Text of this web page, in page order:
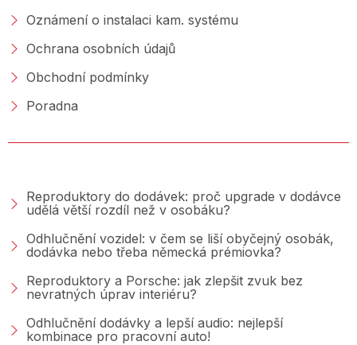
Oznámení o instalaci kam. systému
Ochrana osobních údajů
Obchodní podmínky
Poradna
Reproduktory do dodávek: proč upgrade v dodávce
udělá větší rozdíl než v osobáku?
Odhlučnění vozidel: v čem se liší obyčejný osobák,
dodávka nebo třeba německá prémiovka?
Reproduktory a Porsche: jak zlepšit zvuk bez
nevratných úprav interiéru?
Odhlučnění dodávky a lepší audio: nejlepší
kombinace pro pracovní auto!